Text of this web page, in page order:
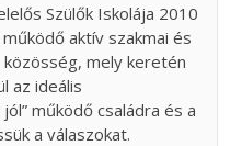
Szülők Iskolája 2010
aktív szakmai és
közösség, mely keretén
az ideális
működő családra és a
a válaszokat.